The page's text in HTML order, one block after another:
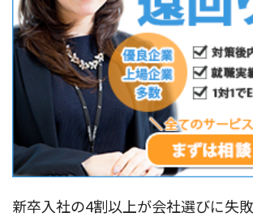
新卒入社の4割以上が会社選びに失